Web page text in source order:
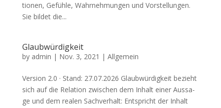
tio­nen, Gefüh­le, Wahr­neh­mun­gen und Vor­stel­lun­gen.
Sie bil­det die...
Glaubwürdigkeit
by admin | Nov. 3, 2021 | Allgemein
Ver­si­on 2.0 · Stand: 27.07.2026 Glaub­wür­dig­keit bezieht
sich auf die Rela­ti­on zwi­schen dem Inhalt einer Aus­sa­
ge und dem rea­len Sach­ver­halt: Ent­spricht der Inhalt